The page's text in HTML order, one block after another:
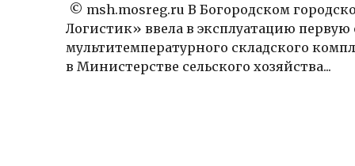
© msh.mosreg.ru В Богородском
Логистик» ввела в эксплуатацию первую
мультитемпературного складского
в Министерстве сельского хозяйства...